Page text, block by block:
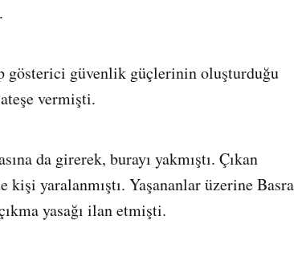
gösterici güvenlik güçlerinin oluşturduğu
vermişti.
da girerek, burayı yakmıştı. Çıkan
yaralanmıştı. Yaşananlar üzerine Basra
yasağı ilan etmişti.